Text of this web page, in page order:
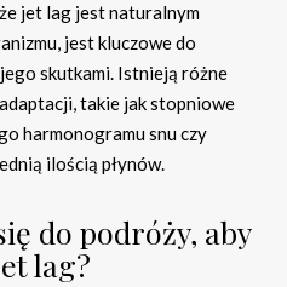
jet lag jest naturalnym
jest kluczowe do
skutkami. Istnieją różne
takie jak stopniowe
harmonogramu snu czy
ilością płynów.
do podróży, aby
lag?